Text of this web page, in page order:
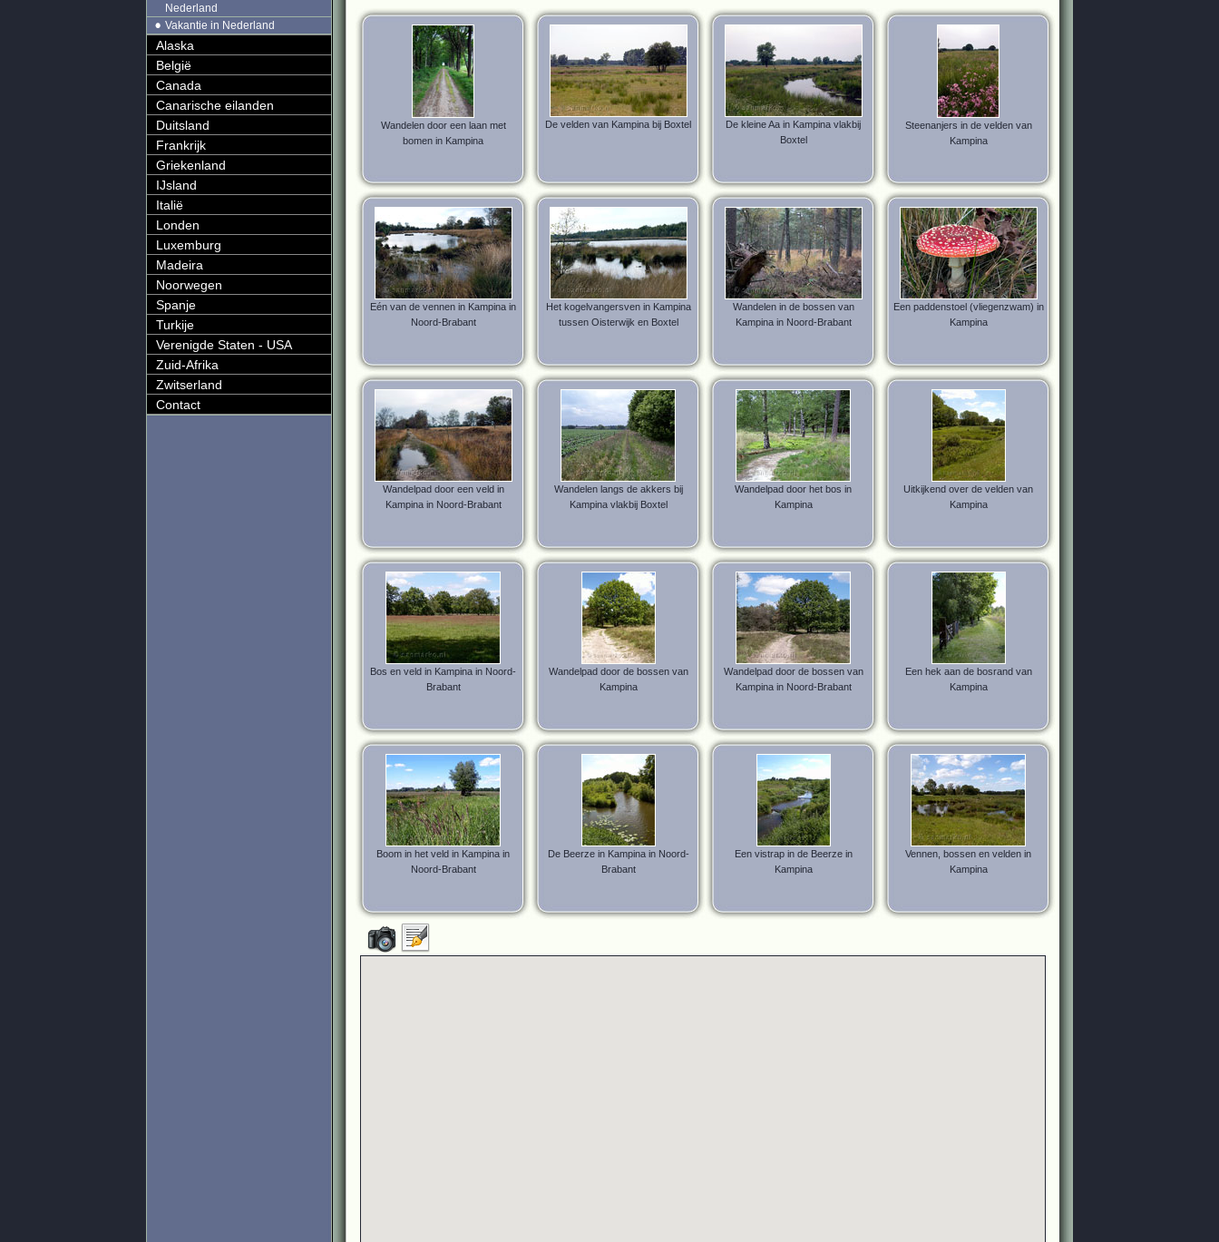
Wandelen door een laan met
bomen in Kampina
De velden van Kampina bij Boxtel
De kleine Aa in Kampina vlakbij
Boxtel
Steenanjers in de velden van
Kampina
Eén van de vennen in Kampina in
Noord-Brabant
Het kogelvangersven in Kampina
tussen Oisterwijk en Boxtel
Wandelen in de bossen van
Kampina in Noord-Brabant
Een paddenstoel (vliegenzwam) in
Kampina
Wandelpad door een veld in
Kampina in Noord-Brabant
Wandelen langs de akkers bij
Kampina vlakbij Boxtel
Wandelpad door het bos in
Kampina
Uitkijkend over de velden van
Kampina
Bos en veld in Kampina in Noord-
Brabant
Wandelpad door de bossen van
Kampina
Wandelpad door de bossen van
Kampina in Noord-Brabant
Een hek aan de bosrand van
Kampina
Boom in het veld in Kampina in
Noord-Brabant
De Beerze in Kampina in Noord-
Brabant
Een vistrap in de Beerze in
Kampina
Vennen, bossen en velden in
Kampina
Nederland
Vakantie in Nederland
Alaska
België
Canada
Canarische eilanden
Duitsland
Frankrijk
Griekenland
IJsland
Italië
Londen
Luxemburg
Madeira
Noorwegen
Spanje
Turkije
Verenigde Staten - USA
Zuid-Afrika
Zwitserland
Contact